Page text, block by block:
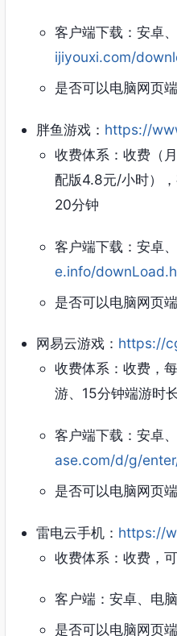
客户端下载：安卓
ijiyouxi.com/
是否可以电脑网页
胖鱼游戏： https://
收费体系：收费（
配版4.8元/小时）
20分钟
客户端下载：安卓
e.info/
是否可以电脑网页
网易云游戏： https://
收费体系：收费，
游、15分钟端游时
客户端下载：安卓
ase.com/d/g/
是否可以电脑网页
雷电云手机： https://
收费体系：收费，
客户端：安卓、电脑
是否可以电脑网页